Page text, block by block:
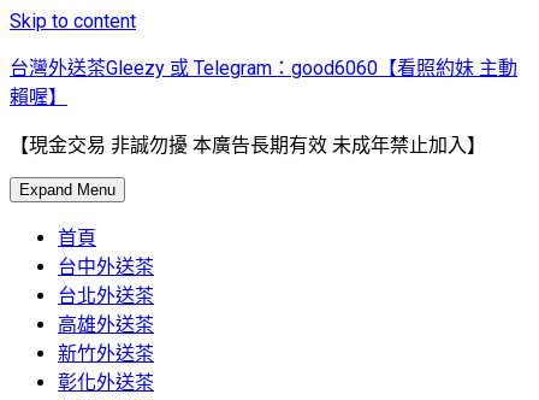
Skip to content
台灣外送茶Gleezy 或 Telegram：good6060【看照約妹 主動
賴喔】
【現金交易 非誠勿擾 本廣告長期有效 未成年禁止加入】
Expand Menu
首頁
台中外送茶
台北外送茶
高雄外送茶
新竹外送茶
彰化外送茶